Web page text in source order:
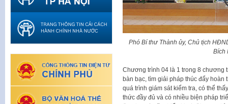
Phó Bí thư Thành ủy, Chủ tịch
Bích
Chương trình 04 là 1 trong 8 chương
bàn bạc, tìm giải pháp thúc đẩy
quá trình giám sát kiểm tra, có thể
thức đầy đủ và có nhiều biện pháp